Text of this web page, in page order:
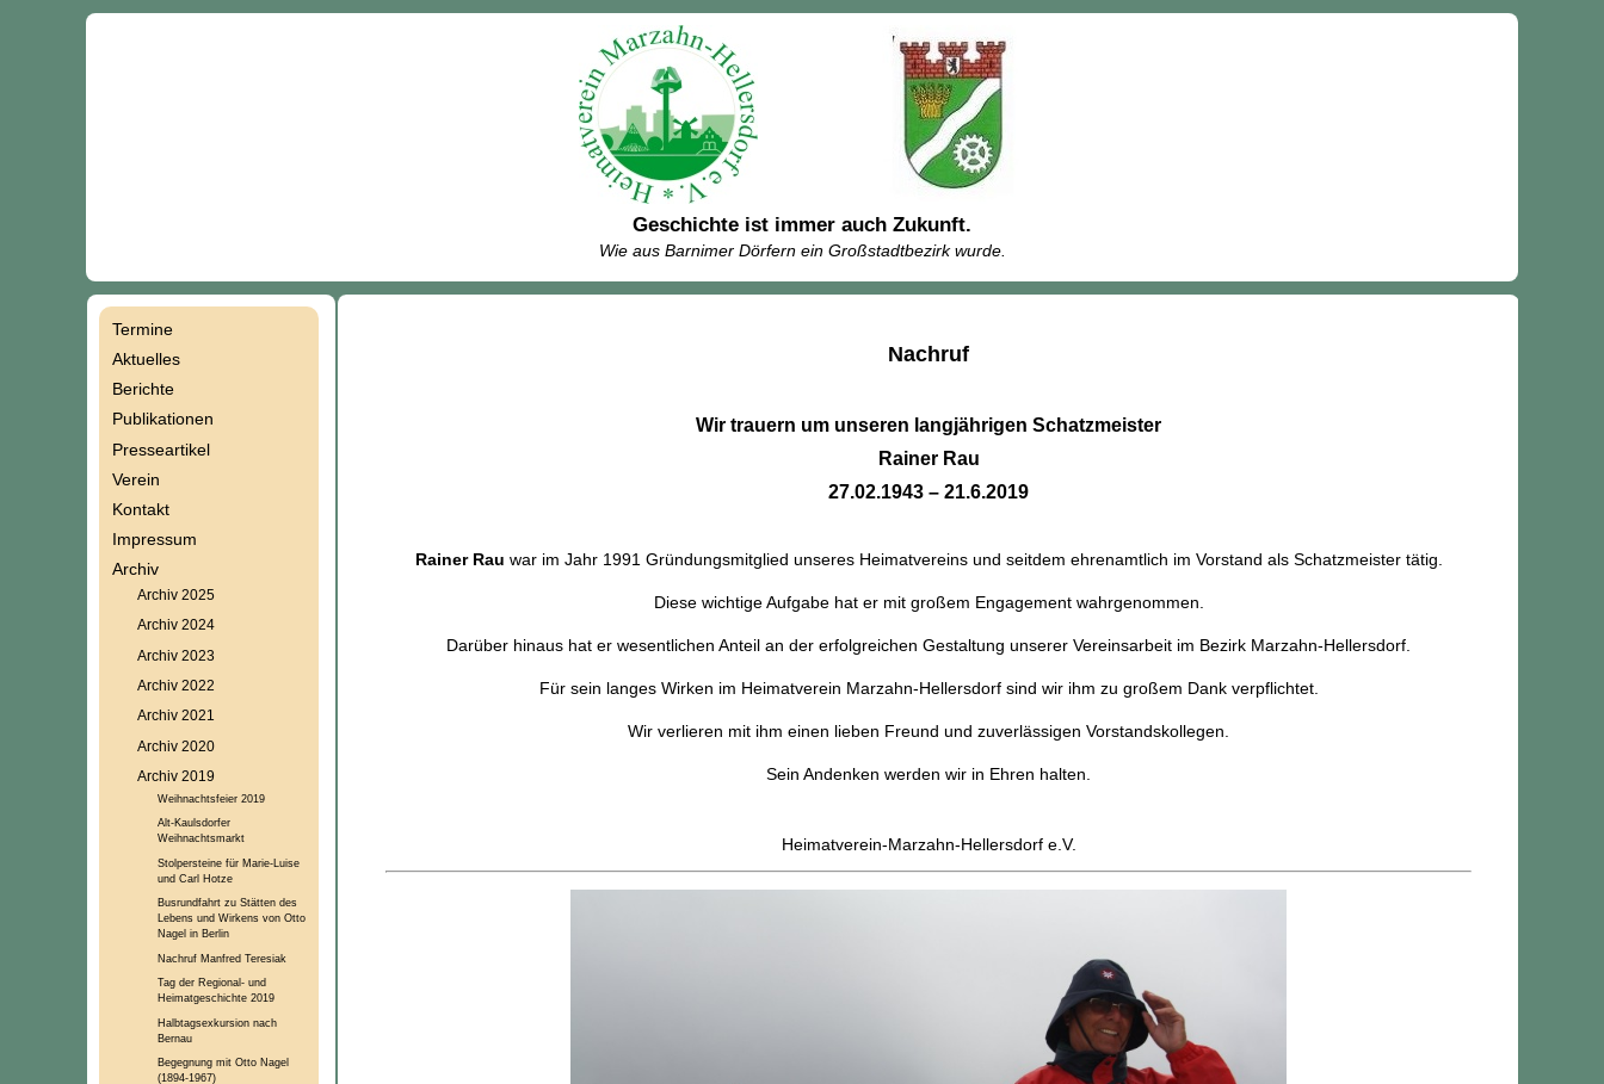
Geschichte ist immer auch Zukunft.
Wie aus Barnimer Dörfern ein Großstadtbezirk wurde.
Nachruf
Wir trauern um unseren langjährigen Schatzmeister
Rainer Rau
27.02.1943 – 21.6.2019
Rainer Rau war im Jahr 1991 Gründungsmitglied unseres Heimatvereins und seitdem ehrenamtlich im Vorstand als Schatzmeister tätig.
Diese wichtige Aufgabe hat er mit großem Engagement wahrgenommen.
Darüber hinaus hat er wesentlichen Anteil an der erfolgreichen Gestaltung unserer Vereinsarbeit im Bezirk Marzahn-Hellersdorf.
Für sein langes Wirken im Heimatverein Marzahn-Hellersdorf sind wir ihm zu großem Dank verpflichtet.
Wir verlieren mit ihm einen lieben Freund und zuverlässigen Vorstandskollegen.
Sein Andenken werden wir in Ehren halten.
Heimatverein-Marzahn-Hellersdorf e.V.
Termine
Aktuelles
Berichte
Publikationen
Presseartikel
Verein
Kontakt
Impressum
Archiv
Archiv 2025
Archiv 2024
Archiv 2023
Archiv 2022
Archiv 2021
Archiv 2020
Archiv 2019
Weihnachtsfeier 2019
Alt-Kaulsdorfer
Weihnachtsmarkt
Stolpersteine für Marie-Luise
und Carl Hotze
Busrundfahrt zu Stätten des
Lebens und Wirkens von Otto
Nagel in Berlin
Nachruf Manfred Teresiak
Tag der Regional- und
Heimatgeschichte 2019
Halbtagsexkursion nach
Bernau
Begegnung mit Otto Nagel
(1894-1967)